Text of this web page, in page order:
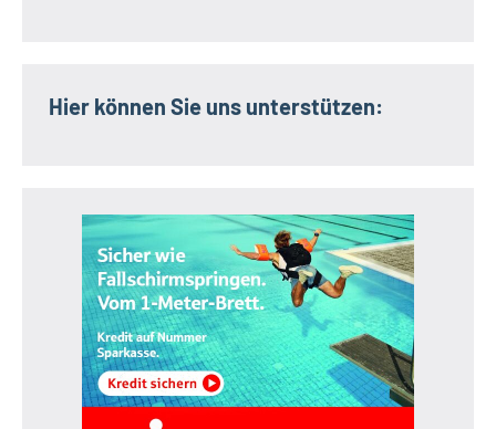
Hier können Sie uns unterstützen: